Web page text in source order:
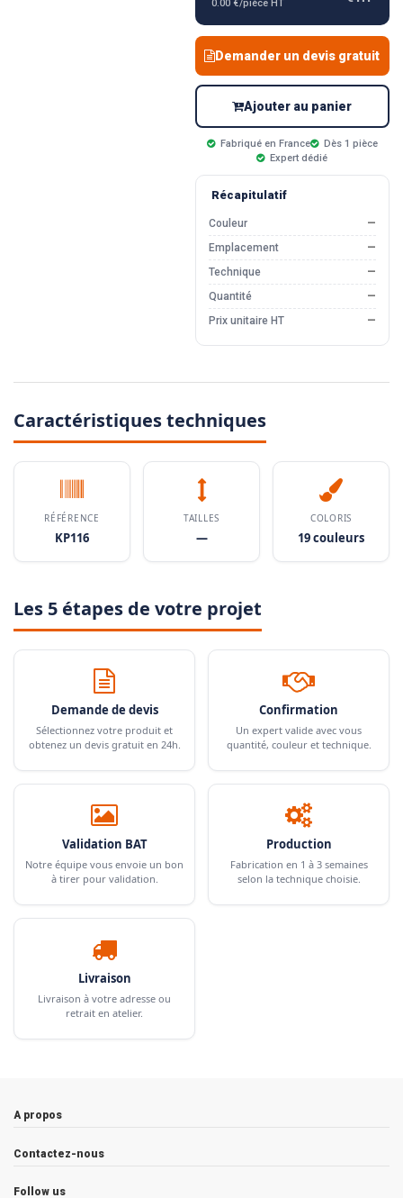
0.00 €/pièce HT
Demander un devis gratuit
Ajouter au panier
Fabriqué en France
Dès 1 pièce
Expert dédié
Récapitulatif
Couleur
—
Emplacement
—
Technique
—
Quantité
—
Prix unitaire HT
—
Caractéristiques techniques
RÉFÉRENCE
KP116
TAILLES
—
COLORIS
19 couleurs
Les 5 étapes de votre projet
Demande de devis
Sélectionnez votre produit et
obtenez un devis gratuit en 24h.
Confirmation
Un expert valide avec vous
quantité, couleur et technique.
Validation BAT
Notre équipe vous envoie un bon
à tirer pour validation.
Production
Fabrication en 1 à 3 semaines
selon la technique choisie.
Livraison
Livraison à votre adresse ou
retrait en atelier.
A propos
Contactez-nous
Follow us